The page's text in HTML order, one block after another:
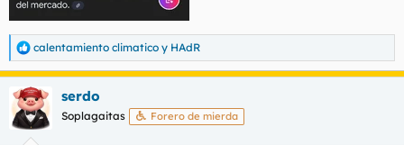
R
e
a
c
c
i
calentamiento climatico y HAdR
serdo
Soplagaitas Forero de mierda